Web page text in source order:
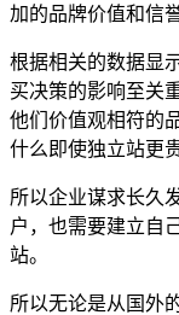
加的品牌价值和信誉
根据相关的数据显
买决策的影响至关
他们价值观相符的
什么即使独立站更
所以企业谋求长久
户，也需要建立自
站。
所以无论是从国外